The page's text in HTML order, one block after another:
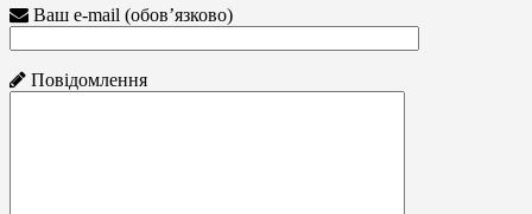
Ваш e-mail (обов’язково)
Повідомлення